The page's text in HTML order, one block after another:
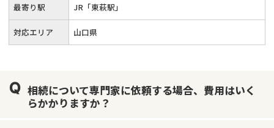
最寄り駅 JR「東萩駅」
対応エリア 山口県
相続について専門家に依頼する場合、費用はいく
らかかりますか？